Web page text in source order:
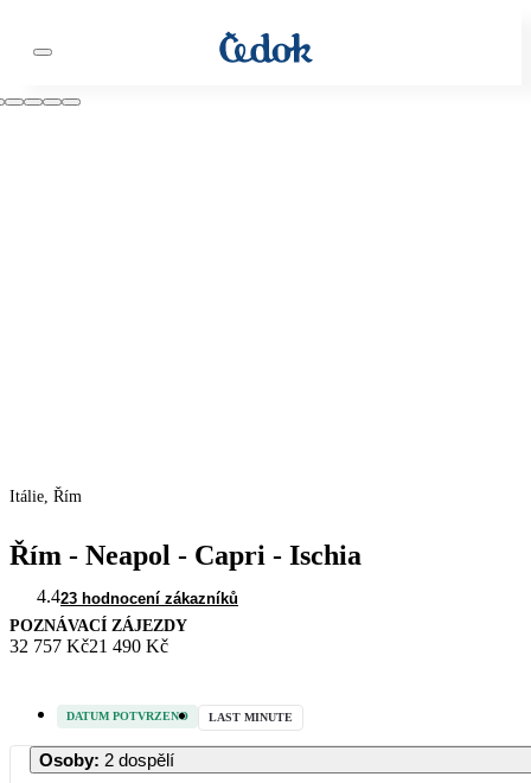
Itálie, Řím
Řím - Neapol - Capri - Ischia
4.423 hodnocení zákazníků
POZNÁVACÍ ZÁJEZDY
32 757 Kč21 490 Kč
DATUM POTVRZENO LAST MINUTE
Osoby: 2 dospělí